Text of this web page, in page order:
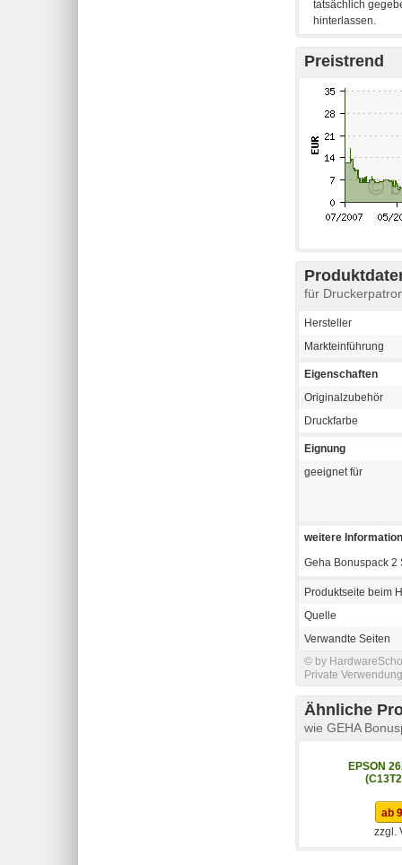
Preistrend
für
Hersteller
Markteinführung
Eigenschaften
Originalzubehör
Druckfarbe
Eignung
geeignet für
weitere
Geha Bonuspack 2
Produktseite beim
Quelle
Verwandte Seiten
© by
Private
Ähnliche
wie GEHA
EPSON
ab
zzgl.